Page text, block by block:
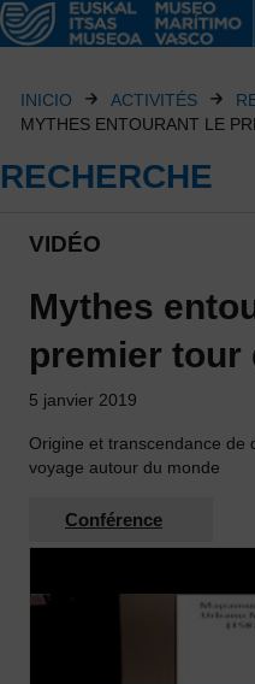
INICIO ACTIVITÉS
MYTHES ENTOURANT LE
RECHERCHE
VIDÉO
Mythes
premier tour
5 janvier 2019
Origine et transcendance de
voyage autour du monde
Conférence